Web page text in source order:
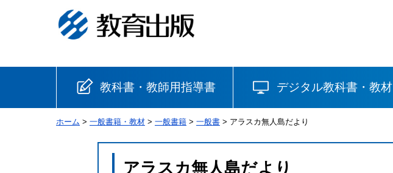
教科書・教師用指導書
小学校
書写 社会
デジタル教科書・教材
ホーム > 一般書籍・教材 > 一般書籍 > 一般書 > アラスカ無人島だより
アラスカ無人島だより